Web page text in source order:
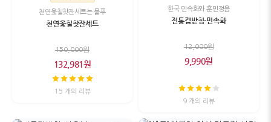
천연옻칠찻잔세트는 물푸
천연옻칠찻잔세트
150,000원
132,981원
15 개의 리뷰
한국 민속화와 훈민정음
전통컵받침-민속화
12,000원
9,990원
9 개의 리뷰